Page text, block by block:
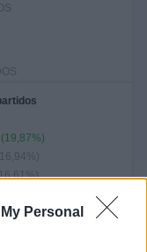
Personal